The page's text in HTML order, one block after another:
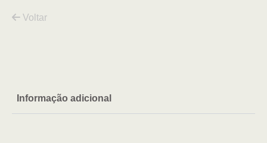
c
Voltar
Informação adicional